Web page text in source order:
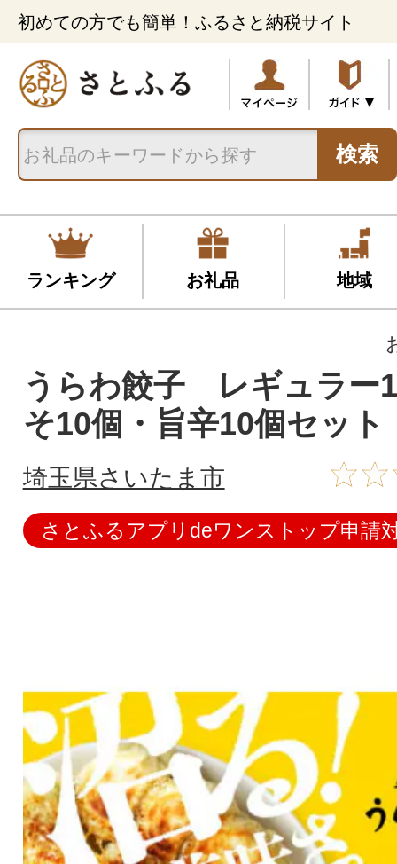
初めての方でも簡単！ふるさと納税サイト
検索
ランキング お礼品 地域
うらわ餃子 レギュラー
そ10個・旨辛10個セット
埼玉県さいたま市
さとふるアプリdeワンストップ申請